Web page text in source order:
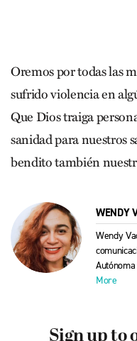
Oremos por todas las
sufrido violencia en
Que Dios traiga
sanidad para nuestros
bendito también
WENDY
Wendy
More
Sign up to